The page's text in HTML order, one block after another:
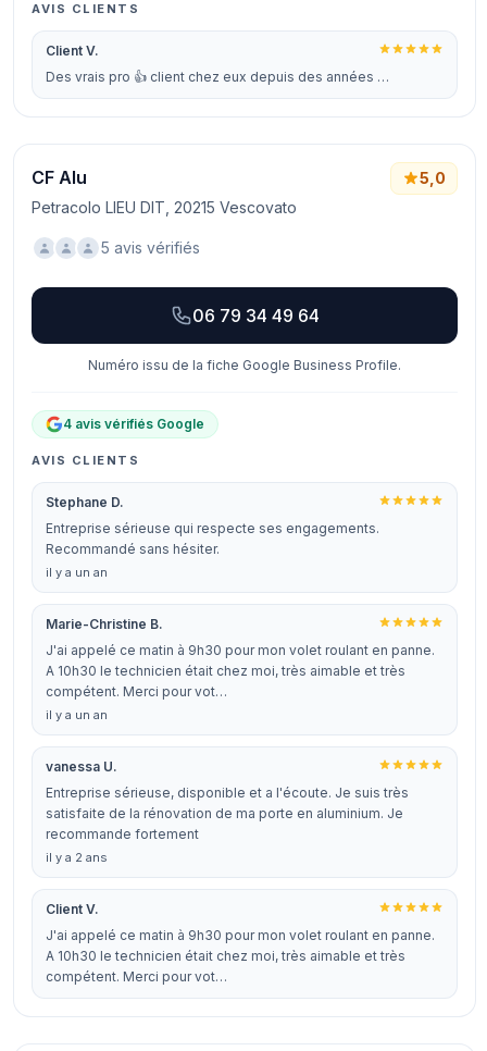
AVIS CLIENTS
Client V.
Des vrais pro 👍 client chez eux depuis des années …
CF Alu
Petracolo LIEU DIT, 20215 Vescovato
5,0
5 avis vérifiés
06 79 34 49 64
Numéro issu de la fiche Google Business Profile.
4 avis vérifiés Google
AVIS CLIENTS
Stephane D.
Entreprise sérieuse qui respecte ses engagements.
Recommandé sans hésiter.
il y a un an
Marie-Christine B.
J'ai appelé ce matin à 9h30 pour mon volet roulant en panne.
A 10h30 le technicien était chez moi, très aimable et très
compétent. Merci pour vot…
il y a un an
vanessa U.
Entreprise sérieuse, disponible et a l'écoute. Je suis très
satisfaite de la rénovation de ma porte en aluminium. Je
recommande fortement
il y a 2 ans
Client V.
J'ai appelé ce matin à 9h30 pour mon volet roulant en panne.
A 10h30 le technicien était chez moi, très aimable et très
compétent. Merci pour vot…